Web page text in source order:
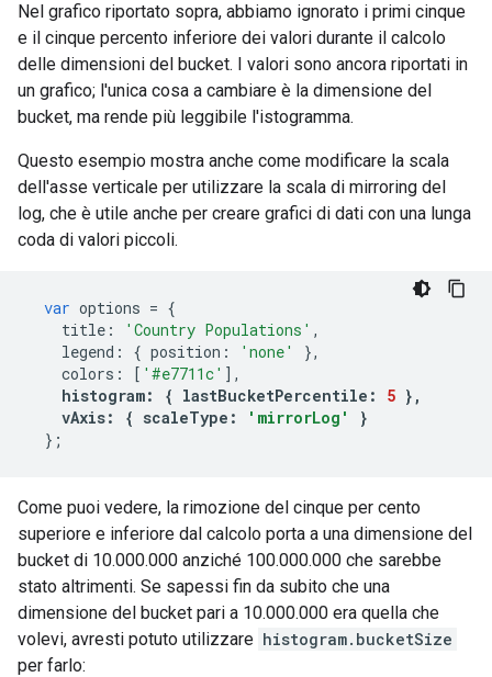
Nel grafico riportato sopra, abbiamo ignorato i primi cinque
e il cinque percento inferiore dei valori durante il calcolo
delle dimensioni del bucket. I valori sono ancora riportati in
un grafico; l'unica cosa a cambiare è la dimensione del
bucket, ma rende più leggibile l'istogramma.
Questo esempio mostra anche come modificare la scala
dell'asse verticale per utilizzare la scala di mirroring del
log, che è utile anche per creare grafici di dati con una lunga
coda di valori piccoli.
var options = {
title : 'Country Populations' ,
legend : { position : 'none'
},
colors : [ '#e7711c' ],
histogram: { lastBucketPercentile : 5 },
vAxis: { scaleType : 'mirrorLog'
}
};
Come puoi vedere, la rimozione del cinque per cento
superiore e inferiore dal calcolo porta a una dimensione del
bucket di 10.000.000 anziché 100.000.000 che sarebbe
stato altrimenti. Se sapessi fin da subito che una
dimensione del bucket pari a 10.000.000 era quella che
volevi, avresti potuto utilizzare histogram.bucketSize
per farlo: